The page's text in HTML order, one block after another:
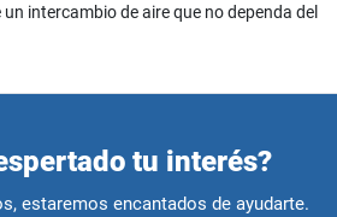
intercambio de aire que no dependa del
tu interés?
estaremos encantados de ayudarte.